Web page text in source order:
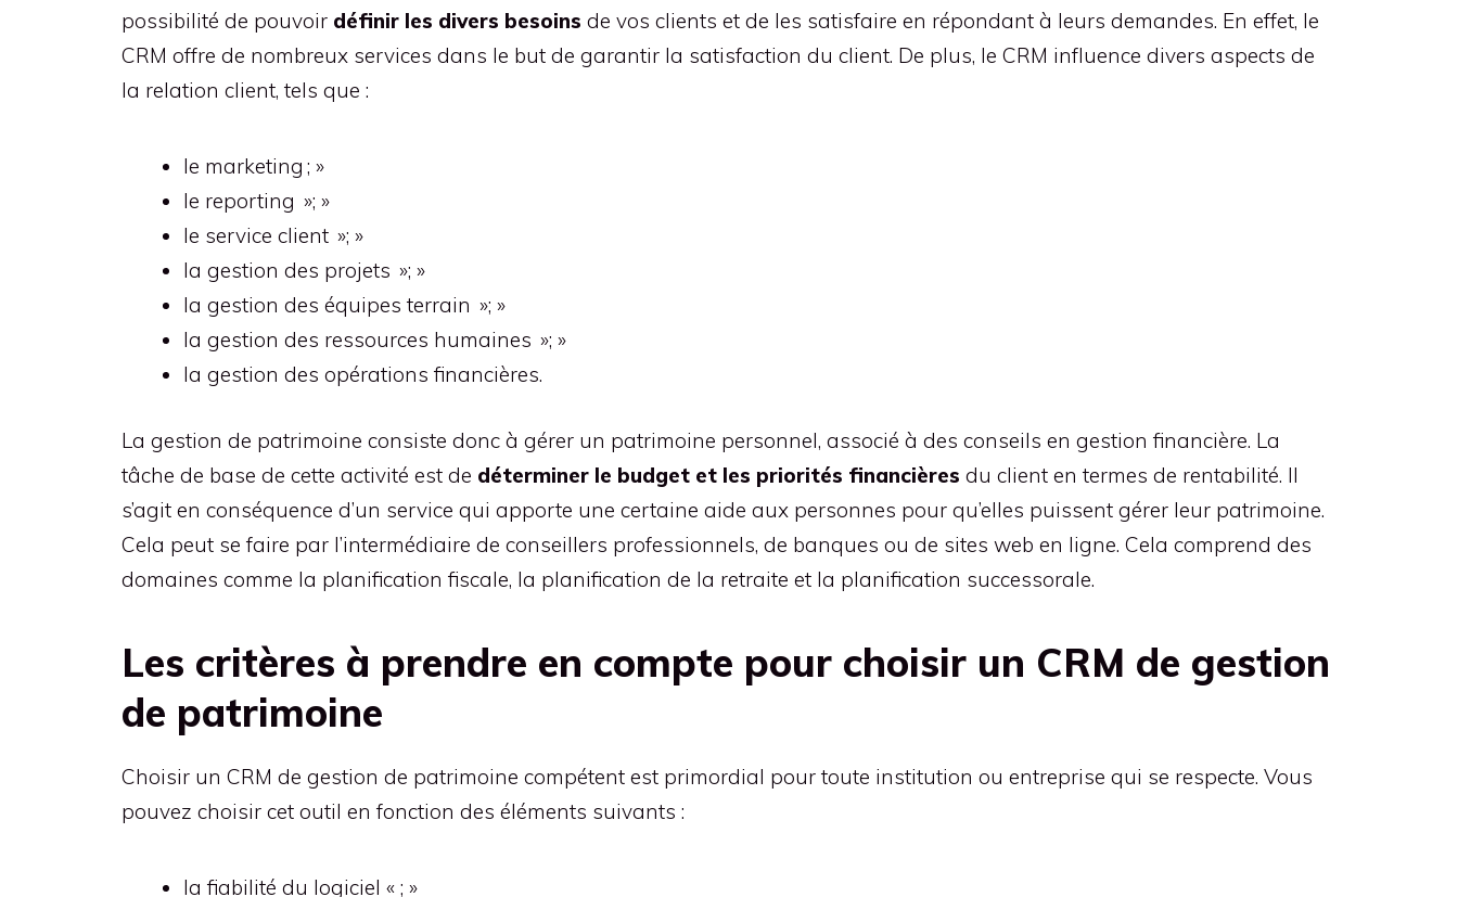
possibilité de pouvoir définir les divers besoins de vos clients et de les satisfaire en répondant à leurs demandes. En effet, le
CRM offre de nombreux services dans le but de garantir la satisfaction du client. De plus, le CRM influence divers aspects de
la relation client, tels que :
le marketing ; »
le reporting »; »
le service client »; »
la gestion des projets »; »
la gestion des équipes terrain »; »
la gestion des ressources humaines »; »
la gestion des opérations financières.
La gestion de patrimoine consiste donc à gérer un patrimoine personnel, associé à des conseils en gestion financière. La
tâche de base de cette activité est de déterminer le budget et les priorités financières du client en termes de rentabilité. Il
s’agit en conséquence d’un service qui apporte une certaine aide aux personnes pour qu’elles puissent gérer leur patrimoine.
Cela peut se faire par l’intermédiaire de conseillers professionnels, de banques ou de sites web en ligne. Cela comprend des
domaines comme la planification fiscale, la planification de la retraite et la planification successorale.
Les critères à prendre en compte pour choisir un CRM de gestion
de patrimoine
Choisir un CRM de gestion de patrimoine compétent est primordial pour toute institution ou entreprise qui se respecte. Vous
pouvez choisir cet outil en fonction des éléments suivants :
la fiabilité du logiciel « ; »